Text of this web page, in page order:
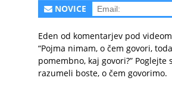
NOVICE
Eden od komentarjev pod
“Pojma nimam, o čem govori,
pomembno, kaj govori?” Poglejte
razumeli boste, o čem govorimo.